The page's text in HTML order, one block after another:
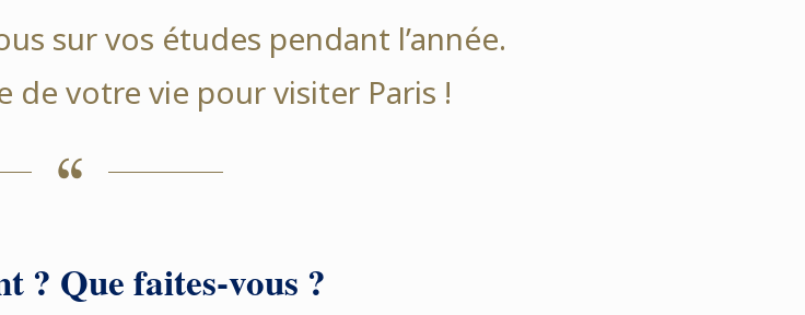
sur vos études pendant l’année.
de votre vie pour visiter Paris !
? Que faites-vous ?